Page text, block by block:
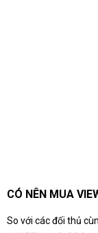
CÓ NÊN MUA
So với các đối thủ